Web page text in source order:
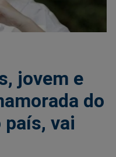
jovem e
do
vai